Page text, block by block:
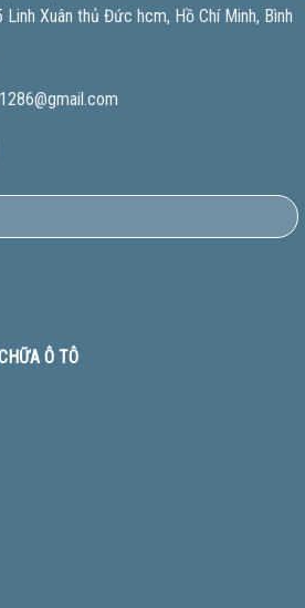
Xuân thủ Đức hcm, Hồ Chí Minh, Bình
Ô TÔ